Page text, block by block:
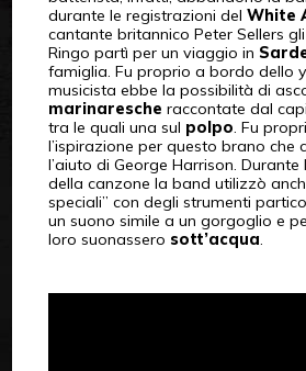
durante le registrazioni del White
cantante britannico Peter Sellers
Ringo partì per un viaggio in
famiglia. Fu proprio a bordo dello
musicista ebbe la possibilità di
marinaresche raccontate dal
tra le quali una sul polpo. Fu
l’ispirazione per questo brano che
l’aiuto di George Harrison.
della canzone la band utilizzò
speciali” con degli strumenti
un suono simile a un gorgoglio e
loro suonassero sott’acqua.